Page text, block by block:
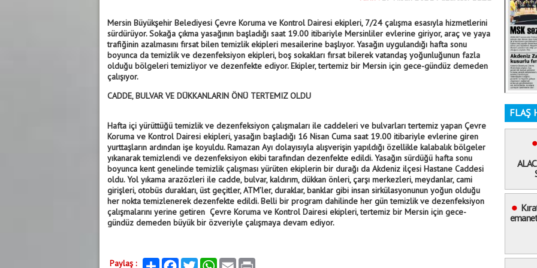
Mersin Büyükşehir Belediyesi Çevre Koruma ve Kontrol Dairesi ekipleri, 7/24 çalışma esasıyla hizmetlerini
sürdürüyor. Sokağa çıkma yasağının başladığı saat 19.00 itibariyle Mersinliler evlerine giriyor, araç ve yaya
trafiğinin azalmasını fırsat bilen temizlik ekipleri mesailerine başlıyor. Yasağın uygulandığı hafta sonu
boyunca da temizlik ve dezenfeksiyon ekipleri, boş sokakları fırsat bilerek vatandaş yoğunluğunun fazla
olduğu bölgeleri temizliyor ve dezenfekte ediyor. Ekipler, tertemiz bir Mersin için gece-gündüz demeden
çalışıyor.
CADDE, BULVAR VE DÜKKANLARIN ÖNÜ TERTEMIZ OLDU
Hafta içi yürüttüğü temizlik ve dezenfeksiyon çalışmaları ile caddeleri ve bulvarları tertemiz yapan Çevre
Koruma ve Kontrol Dairesi ekipleri, yasağın başladığı 16 Nisan Cuma saat 19.00 itibariyle evlerine giren
yurttaşların ardından işe koyuldu. Ramazan Ayı dolayısıyla alışverişin yapıldığı özellikle kalabalık bölgeler
yıkanarak temizlendi ve dezenfeksiyon ekibi tarafından dezenfekte edildi. Yasağın sürdüğü hafta sonu
boyunca kent genelinde temizlik çalışması yürüten ekiplerin bir durağı da Akdeniz ilçesi Hastane Caddesi
oldu. Yol yıkama arazözleri ile cadde, bulvar, kaldırım, dükkan önleri, çarşı merkezleri, meydanlar, cami
girişleri, otobüs durakları, üst geçitler, ATM’ler, duraklar, banklar gibi insan sirkülasyonunun yoğun olduğu
her nokta temizlenerek dezenfekte edildi. Belli bir program dahilinde her gün temizlik ve dezenfeksiyon
çalışmalarını yerine getiren Çevre Koruma ve Kontrol Dairesi ekipleri, tertemiz bir Mersin için gece-
gündüz demeden büyük bir özveriyle çalışmaya devam ediyor.
Paylaş : Paylaş FacebookTwitter WhatsAppEmail
FLAŞ